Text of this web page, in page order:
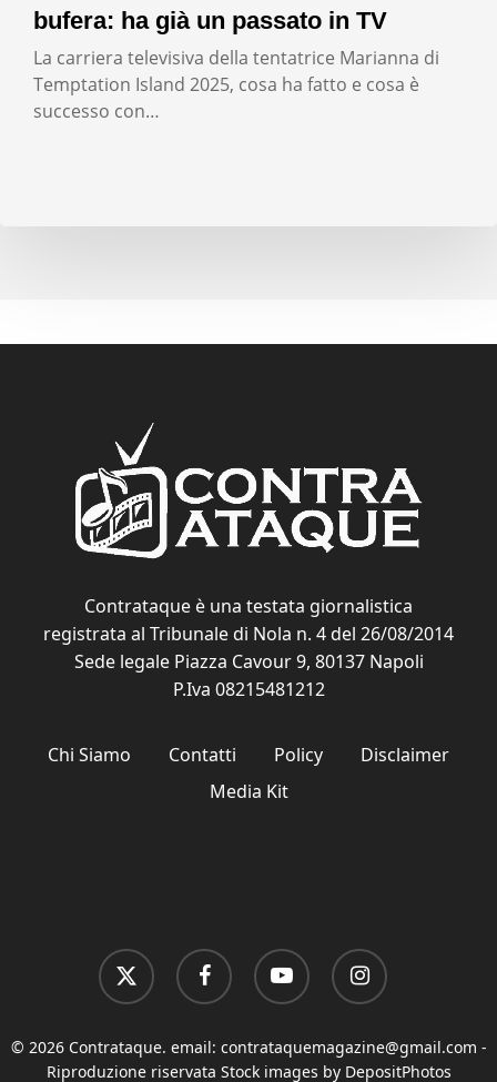
bufera: ha già un passato in TV
La carriera televisiva della tentatrice Marianna di
Temptation Island 2025, cosa ha fatto e cosa è
successo con…
Contrataque è una testata giornalistica
registrata al Tribunale di Nola n. 4 del 26/08/2014
Sede legale Piazza Cavour 9, 80137 Napoli
P.Iva 08215481212
Chi Siamo Contatti Policy
Disclaimer
Media Kit
x-
twitter
facebook youtube instagram
© 2026 Contrataque. email: contrataquemagazine@gmail.com -
Riproduzione riservata Stock images by DepositPhotos